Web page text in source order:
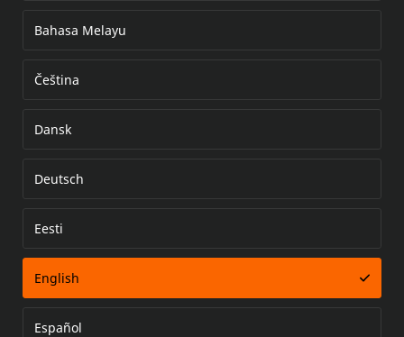
Error loading document
Bahasa Melayu
Čeština
Dansk
Deutsch
Eesti
English
Español